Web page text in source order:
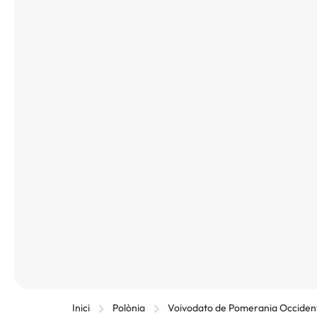
Inici Polònia Voivodato de Pomerania